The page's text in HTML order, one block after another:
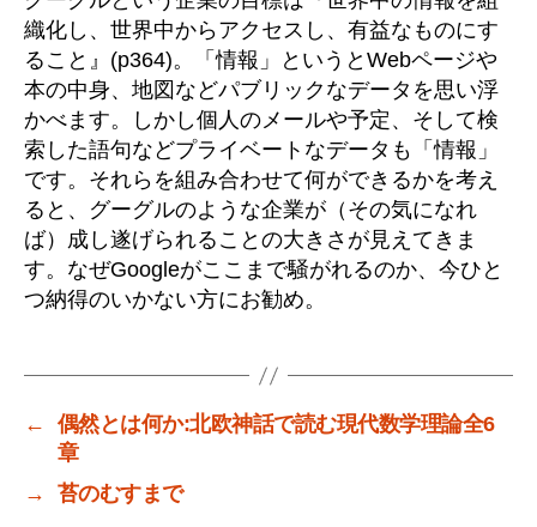
織化し、世界中からアクセスし、有益なものにす
ること』(p364)。「情報」というとWebページや
本の中身、地図などパブリックなデータを思い浮
かべます。しかし個人のメールや予定、そして検
索した語句などプライベートなデータも「情報」
です。それらを組み合わせて何ができるかを考え
ると、グーグルのような企業が（その気になれ
ば）成し遂げられることの大きさが見えてきま
す。なぜGoogleがここまで騒がれるのか、今ひと
つ納得のいかない方にお勧め。
←
偶然とは何か:北欧神話で読む現代数学理論全6
章
→
苔のむすまで